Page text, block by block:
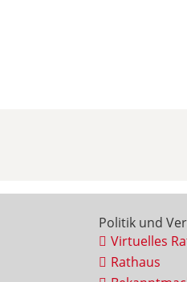
Politik und
Virtuelles
Rathaus